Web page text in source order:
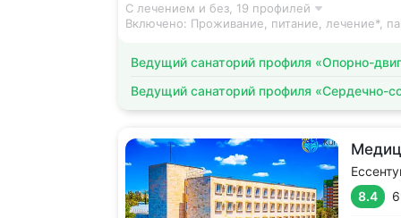
С лечением и без, 19 профилей
Включено: Проживание, питание, лечение*,
Ведущий санаторий профиля «Опорно-
Ведущий санаторий профиля «Сердечно-
8.4